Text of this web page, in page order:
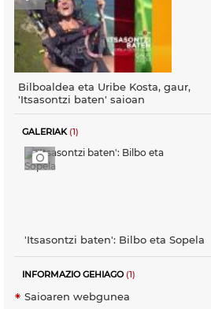
Bilboaldea eta Uribe Kosta, gaur,
'Itsasontzi baten' saioan
GALERIAK (1)
'Itsasontzi baten': Bilbo eta Sopela
INFORMAZIO GEHIAGO(1)
Saioaren webgunea